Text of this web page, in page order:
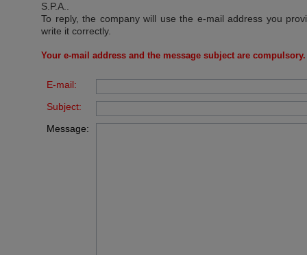
S.P.A.
To reply, the company will use the e-mail address you
write it correctly.
Your e-mail address and the message subject are compulsory.
E-mail:
Subject:
Message: